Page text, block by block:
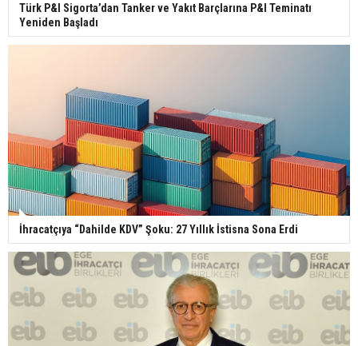
Türk P&I Sigorta’dan Tanker ve Yakıt Barçlarına P&I Teminatı
Yeniden Başladı
İhracatçıya “Dahilde KDV” Şoku: 27 Yıllık İstisna Sona Erdi